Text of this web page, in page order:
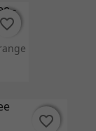
favorite_border
favorite_border
favorite_border
favorite_border